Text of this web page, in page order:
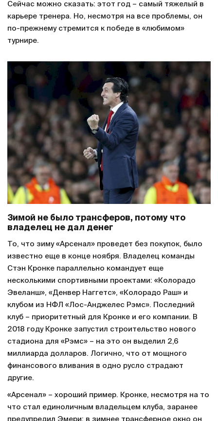
Сейчас можно сказать: этот год – самый тяжелый в
карьере тренера. Но, несмотря на все проблемы, он
по-прежнему стремится к победе в «любимом»
турнире.
Зимой не было трансферов, потому что
владелец не дал денег
То, что зиму «Арсенал» проведет без покупок, было
известно еще в конце ноября. Владелец команды
Стэн Кронке параллельно командует еще
несколькими спортивными проектами: «Колорадо
Эвеланш», «Денвер Наггетс», «Колорадо Раш» и
клубом из НФЛ «Лос-Анджелес Рэмс». Последний
клуб – приоритетный для Кронке и его компании. В
2018 году Кронке запустил строительство нового
стадиона для «Рэмс» – на это он выделил 2,6
миллиарда долларов. Логично, что от мощного
финансового вливания в одно русло страдают
другие.
«Арсенал» – хороший пример. Кронке, несмотря на то
что стал единоличным владельцем клуба, заранее
предупредил Эмери: в зимнее трансферное окно он